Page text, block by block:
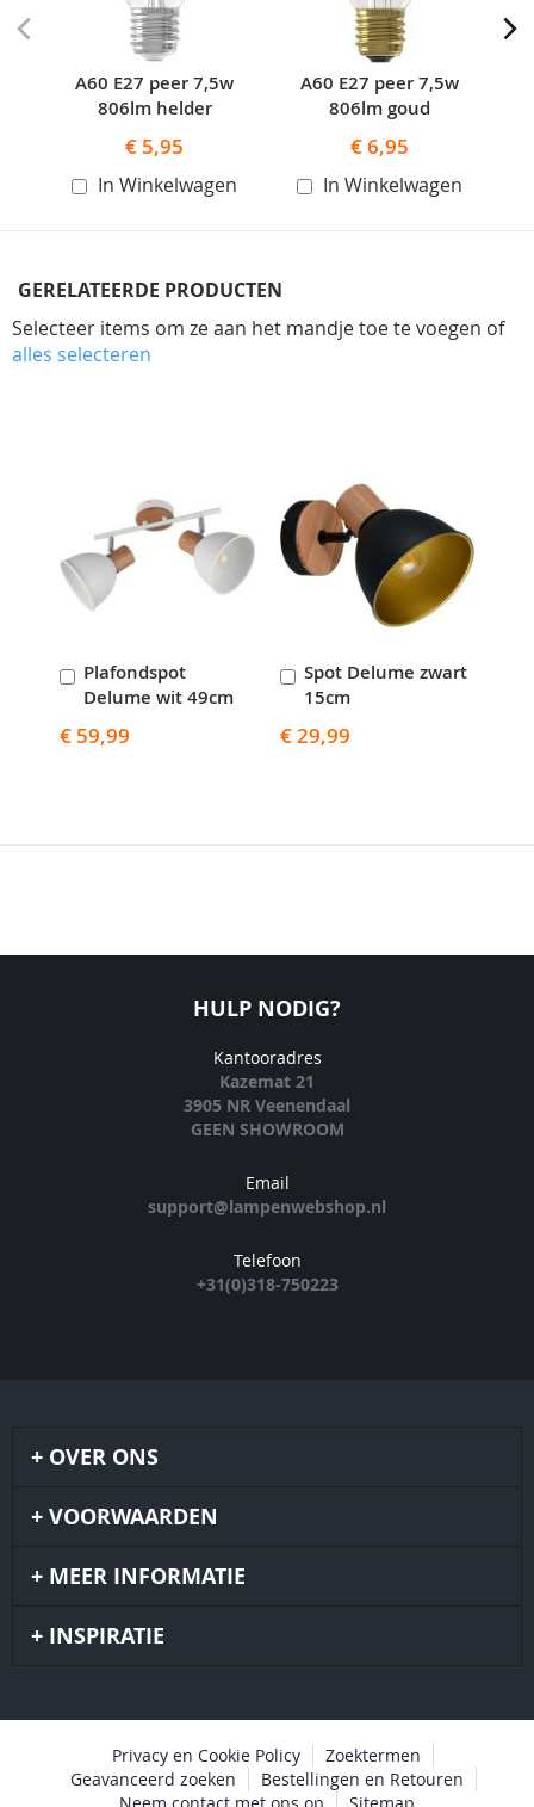
A60 E27 peer 7,5w
806lm helder
€ 5,95
In Winkelwagen
A60 E27 peer 7,5w
806lm goud
€ 6,95
In Winkelwagen
GERELATEERDE PRODUCTEN
Selecteer items om ze aan het mandje toe te voegen of
alles selecteren
Plafondspot
Delume wit 49cm
€ 59,99
In
Winkelwagen
Spot Delume zwart
15cm
€ 29,99
In
Winkelwagen
HULP NODIG?
Kantooradres
Kazemat 21
3905 NR Veenendaal
GEEN SHOWROOM
Email
support@lampenwebshop.nl
Telefoon
+31(0)318-750223
OVER ONS
VOORWAARDEN
MEER INFORMATIE
INSPIRATIE
Privacy en Cookie Policy
Zoektermen
Geavanceerd zoeken
Bestellingen en Retouren